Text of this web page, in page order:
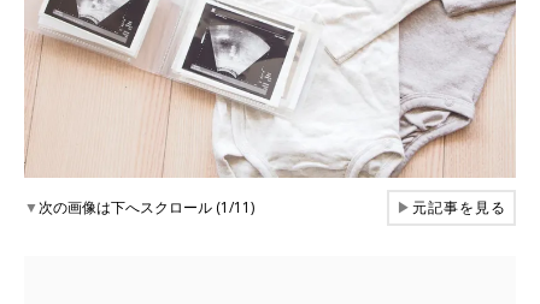
▼次の画像は下へスクロール (1/11) ▶元記事を見る